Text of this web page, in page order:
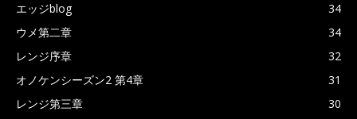
エッジblog
34
ウメ第二章
34
レンジ序章
32
オノケンシーズン2 第4章
31
レンジ第三章
30